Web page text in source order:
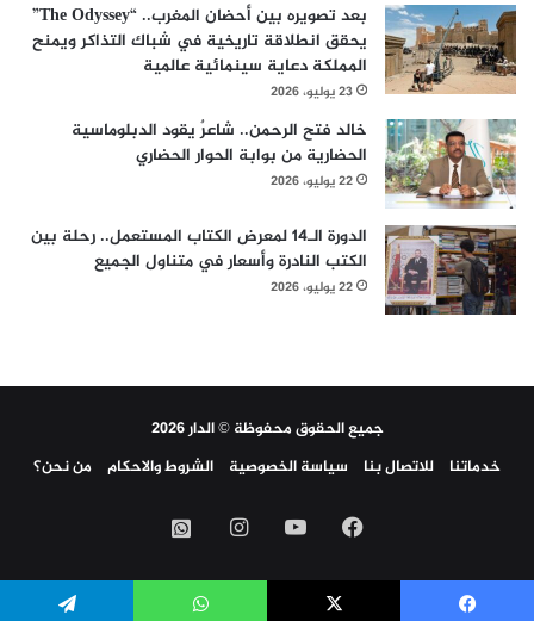
بعد تصويره بين أحضان المغرب.. “The Odyssey”
يحقق انطلاقة تاريخية في شباك التذاكر ويمنح
المملكة دعاية سينمائية عالمية
23 يوليو، 2026
خالد فتح الرحمن.. شاعرٌ يقود الدبلوماسية
الحضارية من بوابة الحوار الحضاري
22 يوليو، 2026
الدورة الـ14 لمعرض الكتاب المستعمل.. رحلة بين
الكتب النادرة وأسعار في متناول الجميع
22 يوليو، 2026
جميع الحقوق محفوظة © الدار 2026
خدماتنا
للاتصال بنا سياسة الخصوصية الشروط والاحكام من نحن؟
فيسبوك‫YouTubeانستقرامواتساب